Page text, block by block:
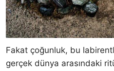
Fakat çoğunluk, bu
gerçek dünya arasındaki